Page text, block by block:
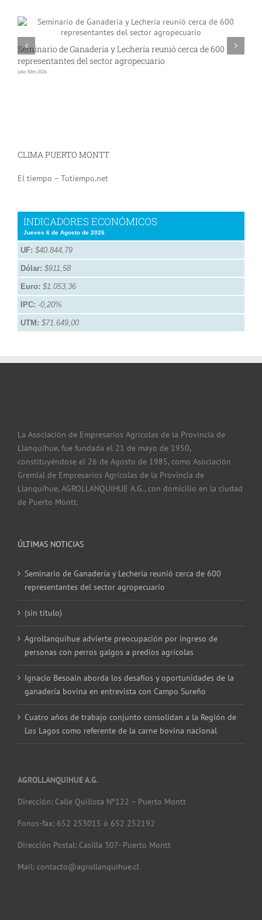
Seminario de Ganadería y Lechería reunió cerca de 600
representantes del sector agropecuario
julio 30th, 2026
CLIMA PUERTO MONTT
El tiempo – Tutiempo.net
INDICADORES ECONÓMICOS
Jueves 6 de Agosto de 2026
UF: $40.844,79
Dólar: $911,58
Euro: $1.053,36
IPC: -0,20%
UTM: $71.649,00
La Asociación de Empresarios Agrícolas de la Provincia de
Llanquihue, fue fundada el 21 de mayo de 1950,
constituyéndose el 26 de Agosto de 1985, como Asociación
Gremial de Empresarios Agrícolas de la Provincia de
Llanquihue, AGROLLANQUIHUE A.G., con domicilio en la ciudad
de Puerto Montt.
ÚLTIMAS NOTICIAS
Seminario de Ganadería y Lechería reunió cerca de 600
representantes del sector agropecuario
(sin título)
Agrollanquihue advierte preocupación por ingreso de
personas con perros galgos a predios agrícolas
Ignacio Besoain aborda los desafíos y oportunidades de la
ganadería bovina en entrevista con Campo Sureño
Cuatro años de trabajo conjunto consolidan a la Región de
Los Lagos como referente de la carne bovina nacional
AGROLLANQUIHUE A.G.
Dirección: Calle Quillota Nº122 – Puerto Montt
Fonos-fax: 652 253015 ó 652 252192
Dirección Postal: Casilla 307- Puerto Montt
Mail: contacto@agrollanquihue.cl